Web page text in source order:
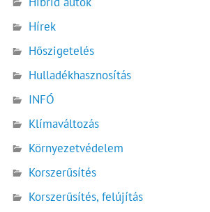
Hírek
Hőszigetelés
Hulladékhasznosítás
INFÓ
Klímaváltozás
Környezetvédelem
Korszerűsítés
Korszerűsítés, felújítás